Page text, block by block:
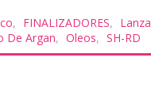
, FINALIZADORES, Lanza
De Argan, Oleos, SH-RD